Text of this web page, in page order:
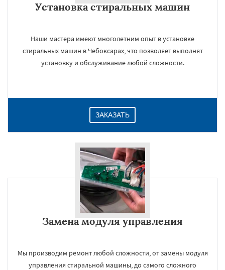
Установка стиральных машин
Наши мастера имеют многолетним опыт в установке
стиральных машин в Чебоксарах, что позволяет выполнят
установку и обслуживание любой сложности.
ЗАКАЗАТЬ
Замена модуля управления
Мы производим ремонт любой сложности, от замены модуля
управления стиральной машины, до самого сложного
Даю согласие на обработку персональных данных